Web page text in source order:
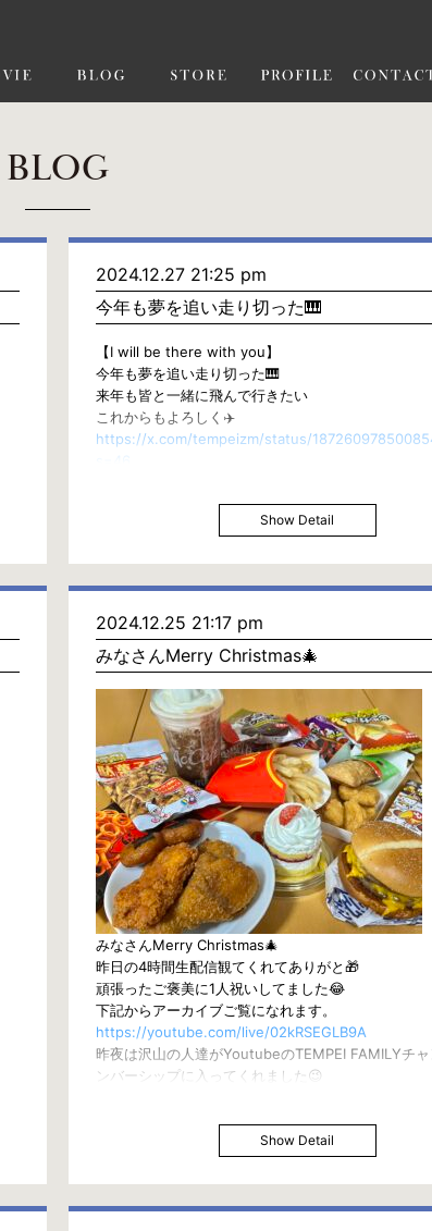
BLOG
2024.12.27 21:25 pm
今年も夢を追い走り切った🎹
【I will be there with you】
今年も夢を追い走り切った🎹
来年も皆と一緒に飛んで行きたい
これからもよろしく✈️
https://x.com/tempeizm/status/
Show Detail
2024.12.25 21:17 pm
みなさんMerry Christmas🎄
みなさんMerry Christmas🎄
昨日の4時間生配信観てくれてありがと🎁
頑張ったご褒美に1人祝いしてました😂
下記からアーカイブご覧になれます。
https://youtube.com/live/02kRSEGLB9A
昨夜は沢山の人達がYoutubeのTEMPEI FAMILYチャ
ンバーシップに入ってくれました😉
【TEMPEI FAMILYメンバー特典について】
限定生配信、クラハの作曲配信、オフ会や打ち上げ、
↓LINEのOpen chatでメンバー中心のお知らせしま
https://line.me/ti/g2/VOWCEFTsK-uGE-
Show Detail